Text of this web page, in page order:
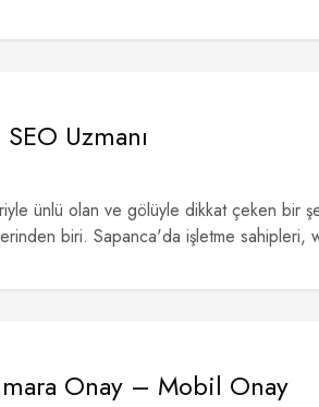
Uzmanı
ünlü olan ve gölüyle dikkat çeken bir
biri. Sapanca'da işletme sahipleri,
Onay – Mobil Onay